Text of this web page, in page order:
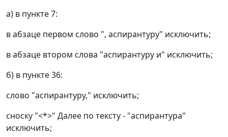
а) в пункте 7:
в абзаце первом слово ", аспирантуру" исключить;
в абзаце втором слова "аспирантуру и" исключить;
б) в пункте 36:
слово "аспирантуру," исключить;
сноску "<*>" Далее по тексту - "аспирантура"
исключить;